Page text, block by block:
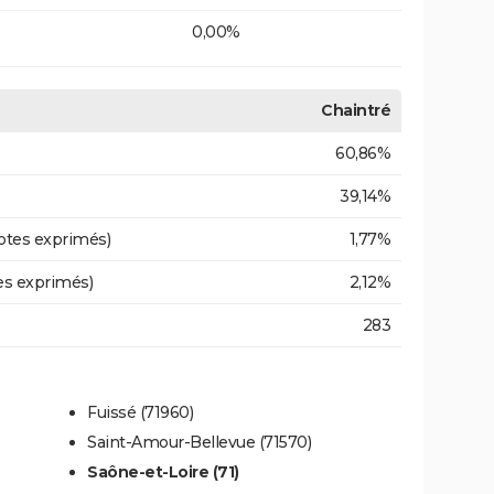
0,00%
Chaintré
60,86%
39,14%
exprimés) 1,77%
exprimés) 2,12%
283
Fuissé (71960)
Saint-Amour-Bellevue (71570)
Saône-et-Loire (71)